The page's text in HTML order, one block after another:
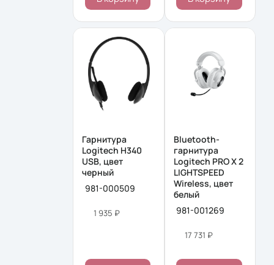
Гарнитура
Logitech H340
USB, цвет
черный
981-000509
1 935 ₽
Bluetooth-
гарнитура
Logitech PRO X 2
LIGHTSPEED
Wireless, цвет
белый
981-001269
17 731 ₽